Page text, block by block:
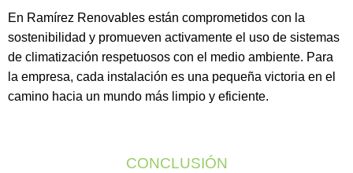
En Ramírez Renovables están comprometidos con la
sostenibilidad y promueven activamente el uso de sistemas
de climatización respetuosos con el medio ambiente. Para
la empresa, cada instalación es una pequeña victoria en el
camino hacia un mundo más limpio y eficiente.
CONCLUSIÓN